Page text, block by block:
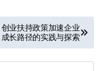
创业扶持政策加速企业
成长路径的实践与探索